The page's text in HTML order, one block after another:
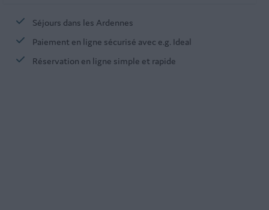
Séjours dans les Ardennes
Paiement en ligne sécurisé avec e.g. Ideal
Réservation en ligne simple et rapide